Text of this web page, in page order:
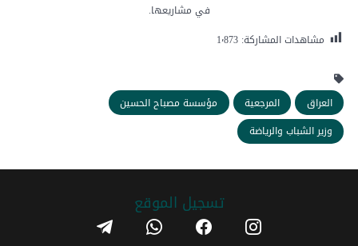
في مشاريعها.
مشاهدات المشاركة: 1٬873
العراق المرجعية
مؤسسة مصباح الحسين
وزير الشباب والرياضة
تسجیل الموقع instagram
facebook
whatsapp
telegram